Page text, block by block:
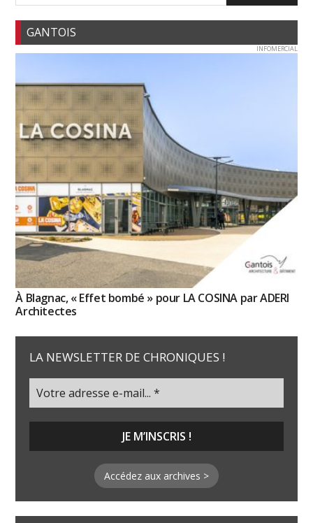
GANTOIS
INFOMERCIAL
À Blagnac, « Effet bombé » pour LA COSINA par ADERI
Architectes
LA NEWSLETTER DE CHRONIQUES !
Accédez aux archives >